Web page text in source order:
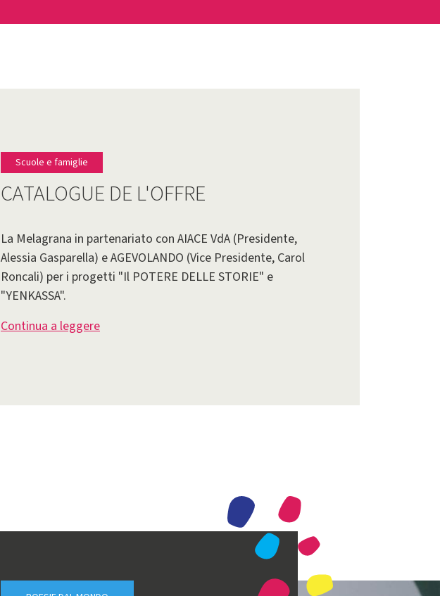
Scuole e famiglie
CATALOGUE DE L'OFFRE
La Melagrana in partenariato con AIACE VdA (Presidente,
Alessia Gasparella) e AGEVOLANDO (Vice Presidente, Carol
Roncali) per i progetti "Il POTERE DELLE STORIE" e
"YENKASSA".
Continua a leggere